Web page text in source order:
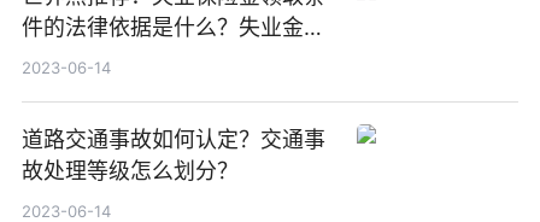
件的法律依据是什么？失业金领
取条件及标准是什么？
2023-06-14
道路交通事故如何认定？交通事
故处理等级怎么划分？
2023-06-14